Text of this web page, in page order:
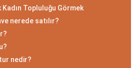
Kadın Topluluğu Görmek
nerede satılır?
nedir?